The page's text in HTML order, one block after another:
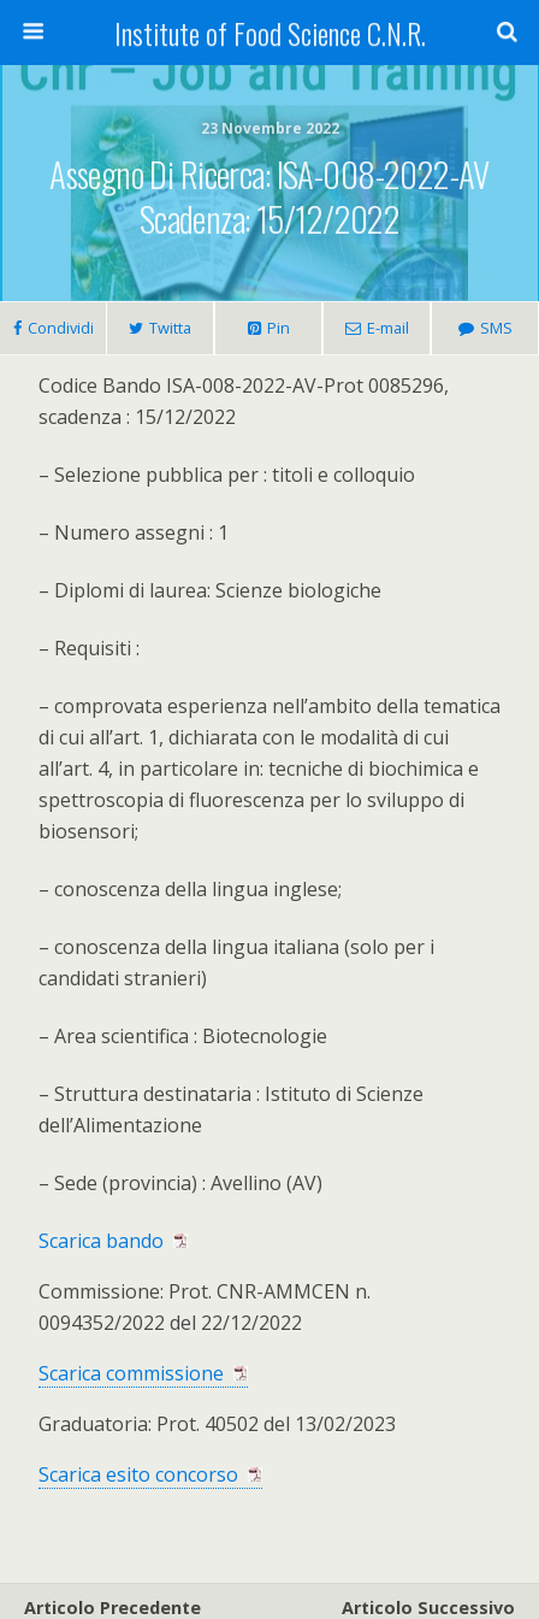
Institute of Food Science C.N.R.
23 Novembre 2022
Assegno Di Ricerca: ISA-008-2022-AV
Scadenza: 15/12/2022
Condividi Twitta Pin E-mail SMS
Codice Bando ISA-008-2022-AV-Prot 0085296,
scadenza : 15/12/2022
– Selezione pubblica per : titoli e colloquio
– Numero assegni : 1
– Diplomi di laurea: Scienze biologiche
– Requisiti :
– comprovata esperienza nell’ambito della tematica
di cui all’art. 1, dichiarata con le modalità di cui
all’art. 4, in particolare in: tecniche di biochimica e
spettroscopia di fluorescenza per lo sviluppo di
biosensori;
– conoscenza della lingua inglese;
– conoscenza della lingua italiana (solo per i
candidati stranieri)
– Area scientifica : Biotecnologie
– Struttura destinataria : Istituto di Scienze
dell’Alimentazione
– Sede (provincia) : Avellino (AV)
Scarica bando
Commissione: Prot. CNR-AMMCEN n.
0094352/2022 del 22/12/2022
Scarica commissione
Graduatoria: Prot. 40502 del 13/02/2023
Scarica esito concorso
Articolo Precedente Articolo Successivo